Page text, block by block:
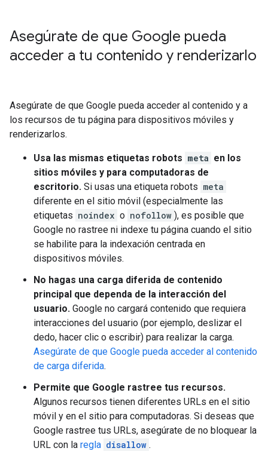
Asegúrate de que Google pueda
acceder a tu contenido y renderizarlo
Asegúrate de que Google pueda acceder al contenido y a
los recursos de tu página para dispositivos móviles y
renderizarlos.
Usa las mismas etiquetas robots meta en los
sitios móviles y para computadoras de
escritorio. Si usas una etiqueta robots meta
diferente en el sitio móvil (especialmente las
etiquetas noindex o nofollow ), es posible que
Google no rastree ni indexe tu página cuando el sitio
se habilite para la indexación centrada en
dispositivos móviles.
No hagas una carga diferida de contenido
principal que dependa de la interacción del
usuario. Google no cargará contenido que requiera
interacciones del usuario (por ejemplo, deslizar el
dedo, hacer clic o escribir) para realizar la carga.
Asegúrate de que Google pueda acceder al contenido
de carga diferida.
Permite que Google rastree tus recursos.
Algunos recursos tienen diferentes URLs en el sitio
móvil y en el sitio para computadoras. Si deseas que
Google rastree tus URLs, asegúrate de no bloquear la
URL con la regla disallow .